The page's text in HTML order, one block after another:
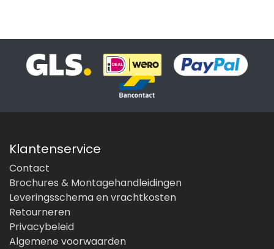
Klantenservice
Contact
Brochures & Montagehandleidingen
Leveringsschema en vrachtkosten
Retourneren
Privacybeleid
Algemene voorwaarden